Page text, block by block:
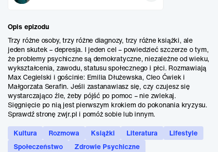
Opis epizodu
Trzy różne osoby, trzy różne diagnozy, trzy różne książki, ale
jeden skutek – depresja. I jeden cel – powiedzieć szczerze o tym,
że problemy psychiczne są demokratyczne, niezależne od wieku,
wykształcenia, zawodu, statusu społecznego i płci. Rozmawiają
Max Cegielski i gościnie: Emilia Dłużewska, Cleo Ćwiek i
Małgorzata Serafin. Jeśli zastanawiasz się, czy czujesz się
wystarczająco źle, żeby pójść po pomoc – nie zwlekaj.
Sięgnięcie po nią jest pierwszym krokiem do pokonania kryzysu.
Sprawdź stronę zwjr.pl i pomóż sobie lub innym.
Kultura
Rozmowa Książki Literatura
Lifestyle
Społeczeństwo
Zdrowie Psychiczne